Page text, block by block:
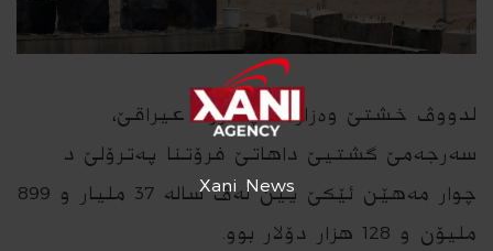
لدووڤ خشتێ وه‌زاره‌تا په‌ترۆلا عیراقێ،
سه‌رجه‌مێ گشتیێ داهاتێ فرۆتنا په‌ترۆلێ د
چوار مه‌هێن ئێكێ یێن ئه‌ڤ ساله‌ 37 ملیار و 899
ملیۆن و 128 هزار دۆلار بوو.
Xani News